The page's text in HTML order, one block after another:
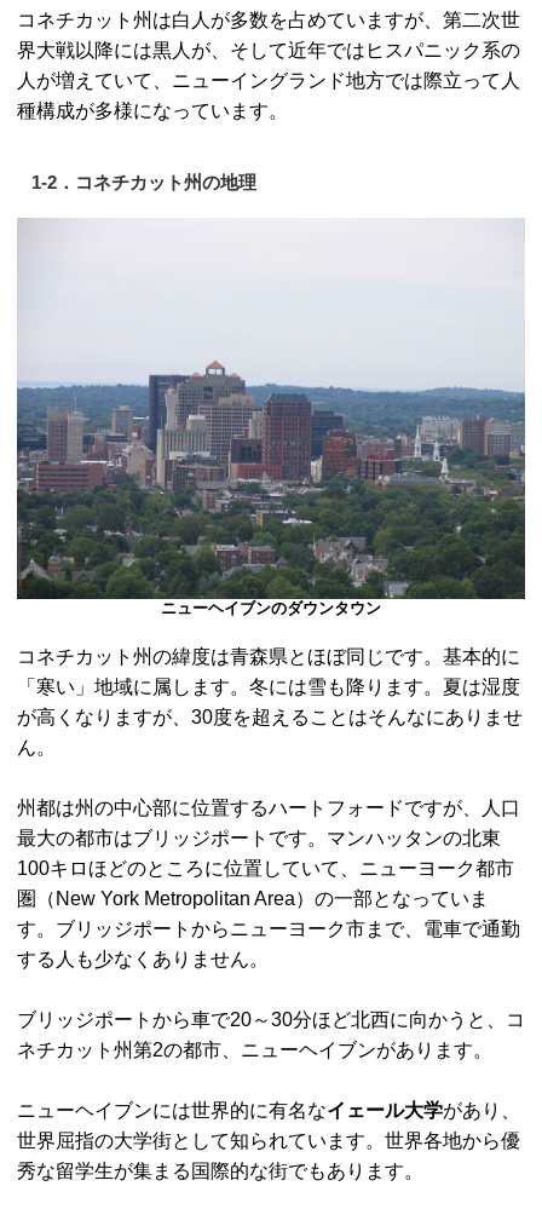
コネチカット州は白人が多数を占めていますが、第二次世
界大戦以降には黒人が、そして近年ではヒスパニック系の
人が増えていて、ニューイングランド地方では際立って人
種構成が多様になっています。
1-2．コネチカット州の地理
ニューヘイブンのダウンタウン
コネチカット州の緯度は青森県とほぼ同じです。基本的に
「寒い」地域に属します。冬には雪も降ります。夏は湿度
が高くなりますが、30度を超えることはそんなにありませ
ん。
州都は州の中心部に位置するハートフォードですが、人口
最大の都市はブリッジポートです。マンハッタンの北東
100キロほどのところに位置していて、ニューヨーク都市
圏（New York Metropolitan Area）の一部となっていま
す。ブリッジポートからニューヨーク市まで、電車で通勤
する人も少なくありません。
ブリッジポートから車で20～30分ほど北西に向かうと、コ
ネチカット州第2の都市、ニューヘイブンがあります。
ニューヘイブンには世界的に有名なイェール大学があり、
世界屈指の大学街として知られています。世界各地から優
秀な留学生が集まる国際的な街でもあります。